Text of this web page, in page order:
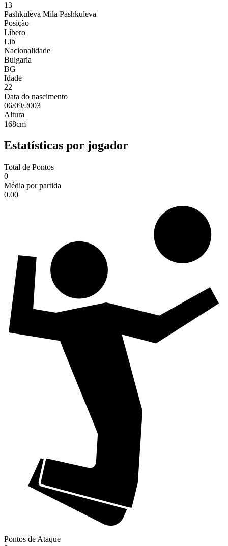
13
Pashkuleva Mila Pashkuleva
Posição
Líbero
Lib
Nacionalidade
Bulgaria
BG
Idade
22
Data do nascimento
06/09/2003
Altura
168cm
Estatísticas por jogador
Total de Pontos
0
Média por partida
0.00
Pontos de Ataque